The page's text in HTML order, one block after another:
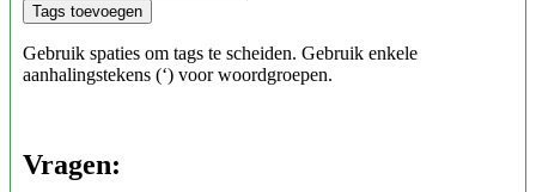
Tags toevoegen
Gebruik spaties om tags te scheiden. Gebruik enkele
aanhalingstekens (‘) voor woordgroepen.
Vragen: